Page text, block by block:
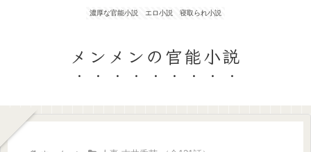
濃厚な官能小説 エロ小説 寝取られ小説
メンメンの官能小説